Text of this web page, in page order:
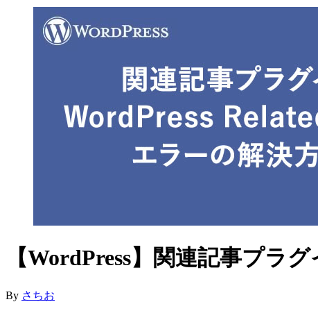
【WordPress】関連記事プラ
By さちお